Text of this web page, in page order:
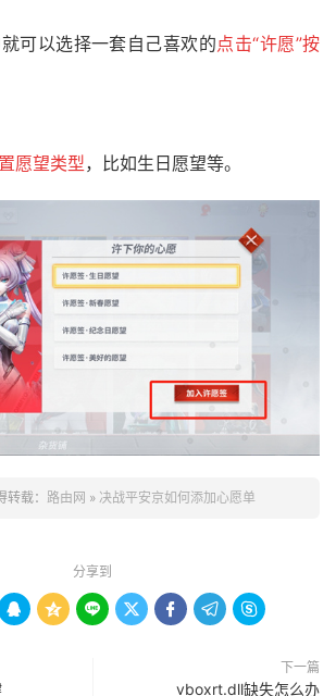
可以选择一套自己喜欢的点击“许愿”按
愿望类型，比如生日愿望等。
载： 路由网 » 决战平安京如何添加心愿单
分享到
      
下一篇
vboxrt.dll缺失怎么办